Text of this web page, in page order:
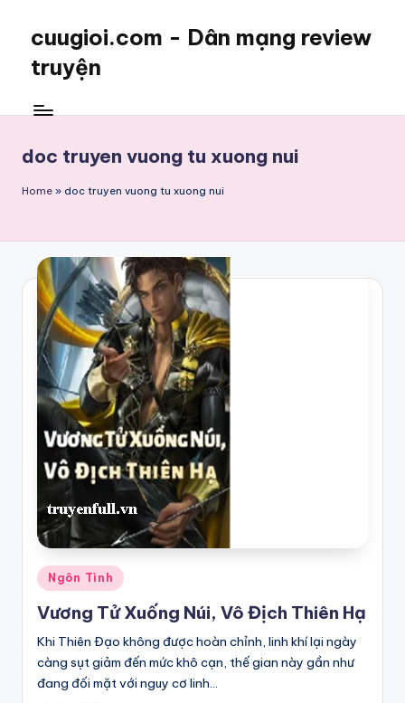
cuugioi.com - Dân mạng review
truyện
doc truyen vuong tu xuong nui
Home » doc truyen vuong tu xuong nui
Posted
in
Ngôn Tình
Vương Tử Xuống Núi, Vô Địch Thiên Hạ
Khi Thiên Đạo không được hoàn chỉnh, linh khí lại ngày
càng sụt giảm đến mức khô cạn, thế gian này gần như
đang đối mặt với nguy cơ linh…